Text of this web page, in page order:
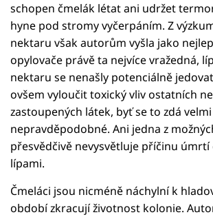
schopen čmelák létat ani udržet
hyne pod stromy vyčerpáním. Z
nektaru však autorům vyšla jako
opylovače právě ta nejvíce vražedná,
nektaru se nenašly potenciálně
ovšem vyloučit toxický vliv ostatních
zastoupených látek, byť se to zdá velmi
nepravděpodobné. Ani jedna z
přesvědčivě nevysvětluje příčinu
lípami.
Čmeláci jsou nicméně náchylní k
období zkracují životnost kolonie.